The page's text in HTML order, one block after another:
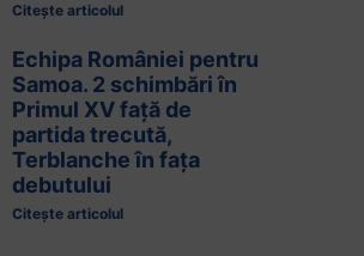
Citește articolul
Echipa României pentru
Samoa. 2 schimbări în
Primul XV față de
partida trecută,
Terblanche în fața
debutului
Citește articolul